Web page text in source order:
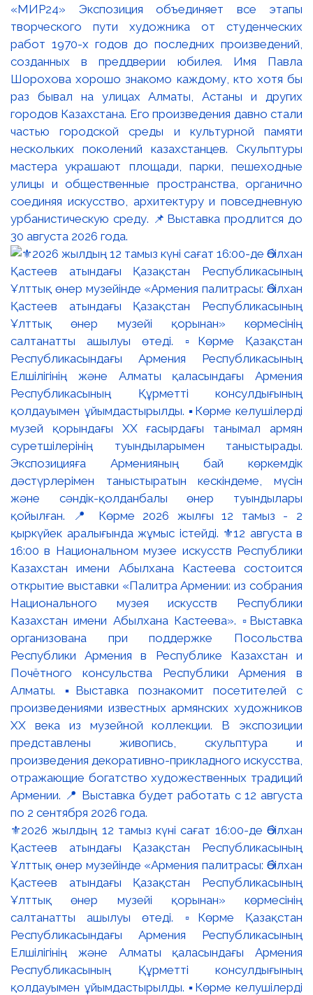
«МИР24» Экспозиция объединяет все этапы
творческого пути художника от студенческих
работ 1970-х годов до последних произведений,
созданных в преддверии юбилея. Имя Павла
Шорохова хорошо знакомо каждому, кто хотя бы
раз бывал на улицах Алматы, Астаны и других
городов Казахстана. Его произведения давно стали
частью городской среды и культурной памяти
нескольких поколений казахстанцев. Скульптуры
мастера украшают площади, парки, пешеходные
улицы и общественные пространства, органично
соединяя искусство, архитектуру и повседневную
урбанистическую среду. 📌Выставка продлится до
30 августа 2026 года.
⚜️2026 жылдың 12 тамыз күні сағат 16:00-де Әбілхан
Қастеев атындағы Қазақстан Республикасының
Ұлттық өнер музейінде «Армения палитрасы: Әбілхан
Қастеев атындағы Қазақстан Республикасының
Ұлттық өнер музейі қорынан» көрмесінің
салтанатты ашылуы өтеді. ▫️Көрме Қазақстан
Республикасындағы Армения Республикасының
Елшілігінің және Алматы қаласындағы Армения
Республикасының Құрметті консулдығының
қолдауымен ұйымдастырылды. ▪️Көрме келушілерді